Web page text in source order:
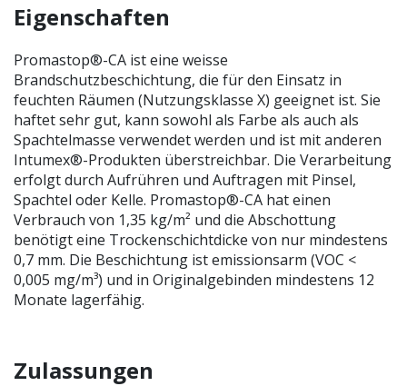
Eigenschaften
Promastop®-CA ist eine weisse
Brandschutzbeschichtung, die für den Einsatz in
feuchten Räumen (Nutzungsklasse X) geeignet ist. Sie
haftet sehr gut, kann sowohl als Farbe als auch als
Spachtelmasse verwendet werden und ist mit anderen
Intumex®-Produkten überstreichbar. Die Verarbeitung
erfolgt durch Aufrühren und Auftragen mit Pinsel,
Spachtel oder Kelle. Promastop®-CA hat einen
Verbrauch von 1,35 kg/m² und die Abschottung
benötigt eine Trockenschichtdicke von nur mindestens
0,7 mm. Die Beschichtung ist emissionsarm (VOC <
0,005 mg/m³) und in Originalgebinden mindestens 12
Monate lagerfähig.
Zulassungen